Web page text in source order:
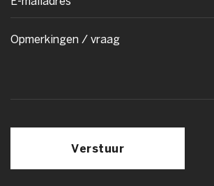
Verstuur